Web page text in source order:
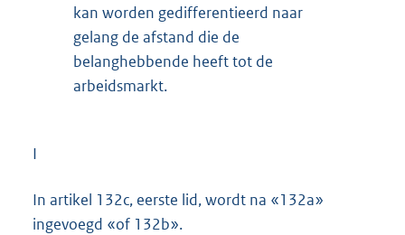
kan worden gedifferentieerd naar
gelang de afstand die de
belanghebbende heeft tot de
arbeidsmarkt.
I
In artikel 132c, eerste lid, wordt na «132a»
ingevoegd «of 132b».